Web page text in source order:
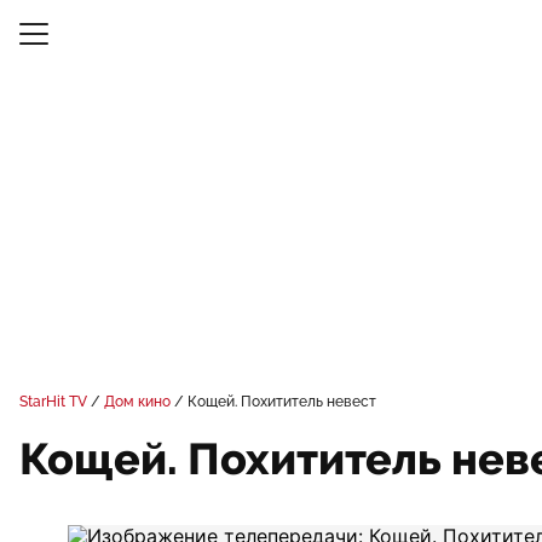
StarHit TV Дом кино Кощей. Похититель невест
Кощей. Похититель